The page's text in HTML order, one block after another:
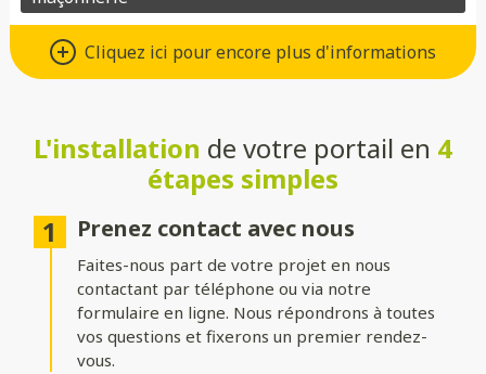
Cliquez ici pour encore plus d'informations
Différents types d’ouvertures
Choisissez le système d’ouverture qui convient au mieux à votre
Battant: idéal pour les larges entrées, avec une ouverture
classique à deux vantaux.
optimise le dégagement latéral.
Coulissant autoportant: sans rail au sol, il assure un
fonctionnement fluide et une esthétique épurée.
Formes du portail
L'installation de votre portail en 4
étapes simples
Prenez contact avec nous
Faites-nous part de votre projet en nous
contactant par téléphone ou via notre
formulaire en ligne. Nous répondrons à toutes
vos questions et fixerons un premier rendez-
vous.